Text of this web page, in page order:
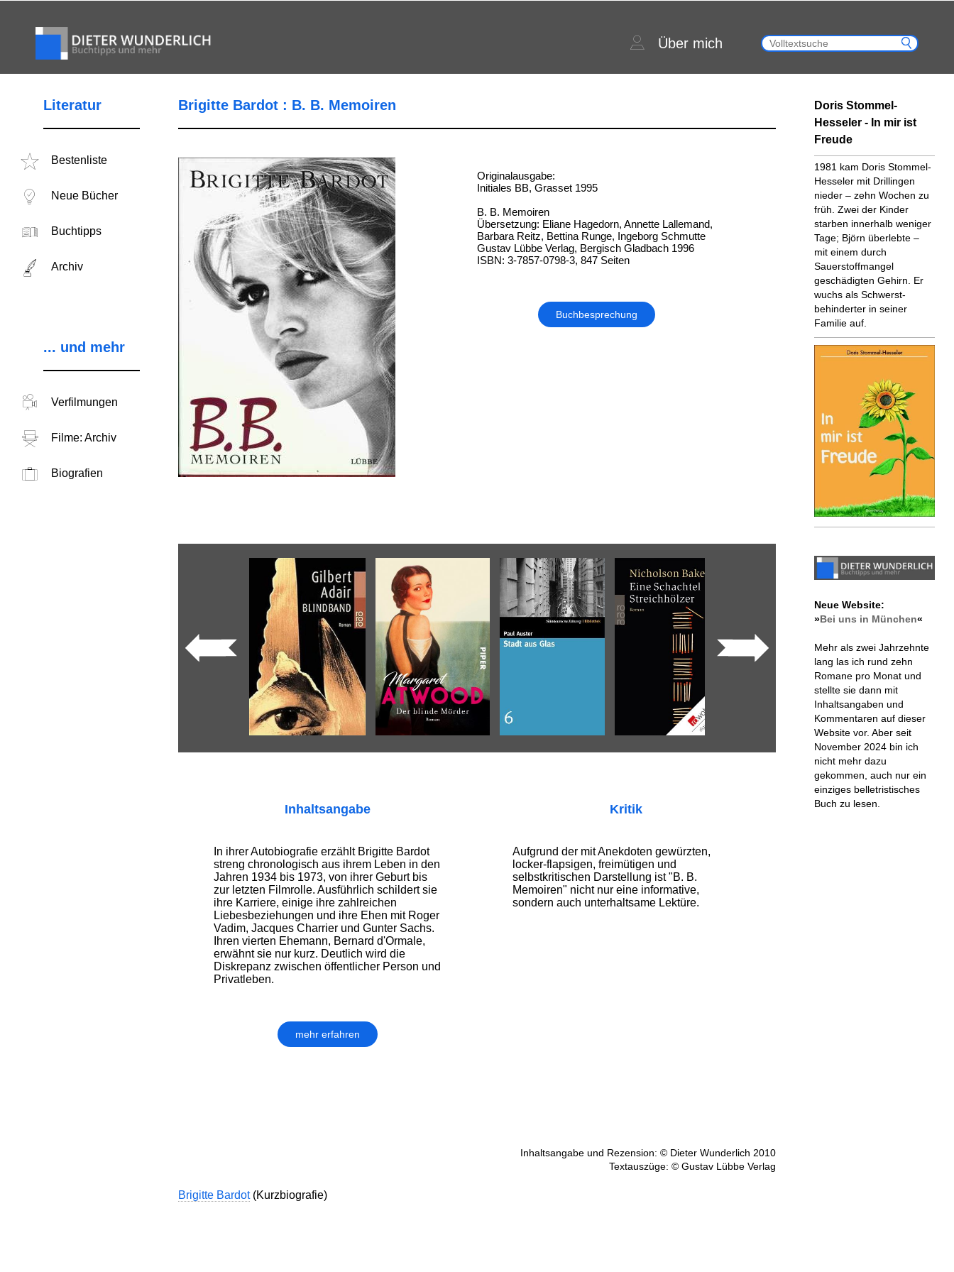
Über mich
Literatur
Bestenliste
Neue Bücher
Buchtipps
Archiv
... und mehr
Verfilmungen
Filme: Archiv
Biografien
Brigitte Bardot : B. B. Memoiren
Originalausgabe:
Initiales BB, Grasset 1995
B. B. Memoiren
Übersetzung: Eliane Hagedorn, Annette Lallemand,
Barbara Reitz, Bettina Runge, Ingeborg Schmutte
Gustav Lübbe Verlag, Bergisch Gladbach 1996
ISBN: 3-7857-0798-3, 847 Seiten
Buchbesprechung
Inhaltsangabe
In ihrer Autobiografie erzählt Brigitte Bardot
streng chronologisch aus ihrem Leben in den
Jahren 1934 bis 1973, von ihrer Geburt bis
zur letzten Filmrolle. Ausführlich schildert sie
ihre Karriere, einige ihre zahlreichen
Liebesbeziehungen und ihre Ehen mit Roger
Vadim, Jacques Charrier und Gunter Sachs.
Ihren vierten Ehemann, Bernard d'Ormale,
erwähnt sie nur kurz. Deutlich wird die
Diskrepanz zwischen öffentlicher Person und
Privatleben.
mehr erfahren
Kritik
Aufgrund der mit Anekdoten gewürzten,
locker-flapsigen, freimütigen und
selbstkritischen Darstellung ist "B. B.
Memoiren" nicht nur eine informative,
sondern auch unterhaltsame Lektüre.
Inhaltsangabe und Rezension: © Dieter Wunderlich 2010
Textauszüge: © Gustav Lübbe Verlag
Brigitte Bardot(Kurzbiografie)
Doris Stommel-
Hesseler - In mir ist
Freude
1981 kam Doris Stommel-
Hesseler mit Drillingen
nieder – zehn Wochen zu
früh. Zwei der Kinder
starben innerhalb weniger
Tage; Björn überlebte –
mit einem durch
Sauerstoffmangel
geschädigten Gehirn. Er
wuchs als Schwerst-
behinderter in seiner
Familie auf.
Neue Website:
»Bei uns in München«
Mehr als zwei Jahrzehnte
lang las ich rund zehn
Romane pro Monat und
stellte sie dann mit
Inhaltsangaben und
Kommentaren auf dieser
Website vor. Aber seit
November 2024 bin ich
nicht mehr dazu
gekommen, auch nur ein
einziges belletristisches
Buch zu lesen.